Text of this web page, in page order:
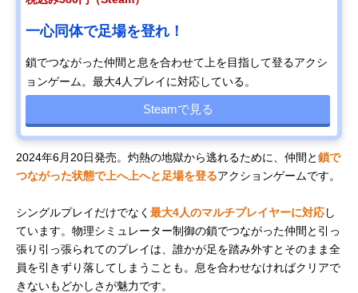
一心同体で足場を登れ！
鎖でつながった仲間と息を合わせて上を目指して登るアクシ
ョンゲーム。最大4人プレイに対応している。
Steamで見る
2024年6月20日発売。灼熱の地獄から逃れるために、仲間と鎖で
つながった状態で上へ上へと足場を登るアクションゲームです。
シングルプレイだけでなく 最大4人のマルチプレイヤーに対応し
ています。物理シミュレーター制御の鎖でつながった仲間と引っ
張り引っ張られてのプレイは、誰かが足を踏み外すとそのまま全
員を引きずり落してしまうことも。息を合わせなければクリアで
きないもどかしさが魅力です。